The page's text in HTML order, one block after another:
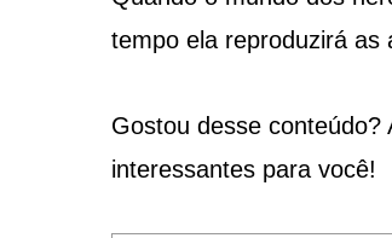
tempo ela reproduzirá as
Gostou desse conteúdo?
interessantes para você!